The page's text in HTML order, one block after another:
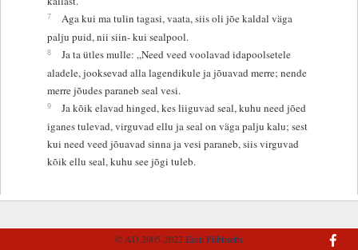
7
Aga kui ma tulin tagasi, vaata, siis oli jõe kaldal väga
palju puid, nii siin- kui sealpool.
8
Ja ta ütles mulle: „Need veed voolavad idapoolsetele
aladele, jooksevad alla lagendikule ja jõuavad merre; nende
merre jõudes paraneb seal vesi.
9
Ja kõik elavad hinged, kes liiguvad seal, kuhu need jõed
iganes tulevad, virguvad ellu ja seal on väga palju kalu; sest
kui need veed jõuavad sinna ja vesi paraneb, siis virguvad
kõik ellu seal, kuhu see jõgi tuleb.
© AD 2005-2022Eesti Piibliselts